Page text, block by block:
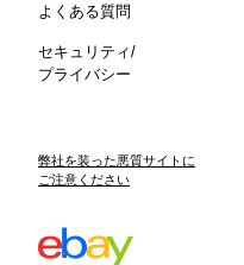
よくある質問
セキュリティ/
プライバシー
弊社を装った悪質サイトに
ご注意ください